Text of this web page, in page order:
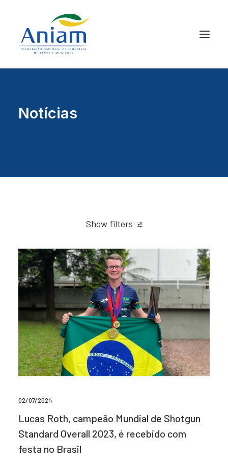
Notícias
Show filters
02/07/2024
Lucas Roth, campeão Mundial de Shotgun
Standard Overall 2023, é recebido com
festa no Brasil